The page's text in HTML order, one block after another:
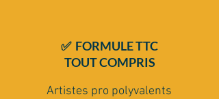
✅ FORMULE TTC
TOUT COMPRIS
Artistes pro polyvalents